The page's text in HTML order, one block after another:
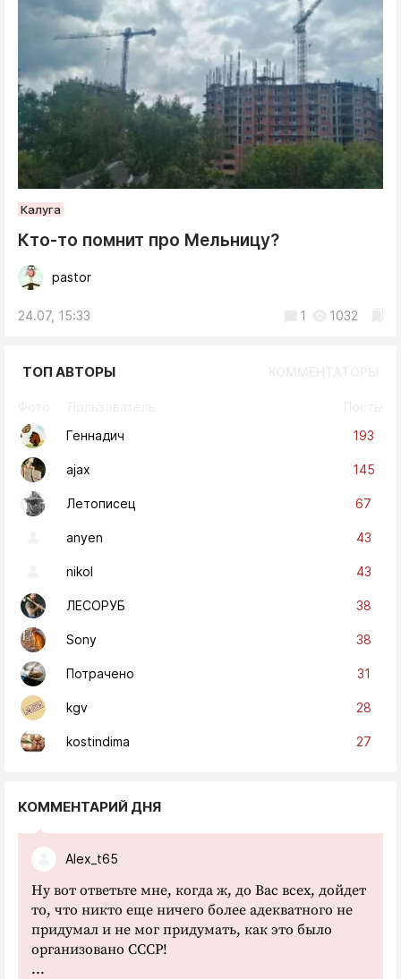
Калуга
Кто-то помнит про Мельницу?
pastor
24.07, 15:33 1 1032
ТОП АВТОРЫ
Геннадич
193
ajax 145
Летописец 67
anyen 43
nikol 43
ЛЕСОРУБ 38
Sony 38
Потрачено 31
kgv 28
kostindima 27
КОММЕНТАРИЙ ДНЯ
Alex_t65
Ну вот ответьте мне, когда ж, до Вас всех, дойдет
то, что никто еще ничего более адекватного не
придумал и не мог придумать, как это было
организовано СССР!
...